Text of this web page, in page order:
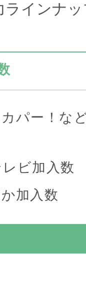
ラインナ
パー！な
ビ加入数
加入数